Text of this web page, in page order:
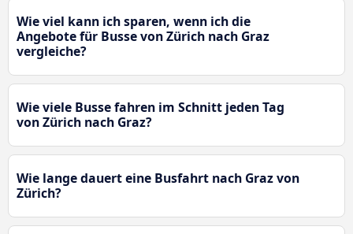
Wie viel kann ich sparen, wenn ich die
Angebote für Busse von Zürich nach Graz
vergleiche?
Wie viele Busse fahren im Schnitt jeden Tag
von Zürich nach Graz?
Wie lange dauert eine Busfahrt nach Graz von
Zürich?